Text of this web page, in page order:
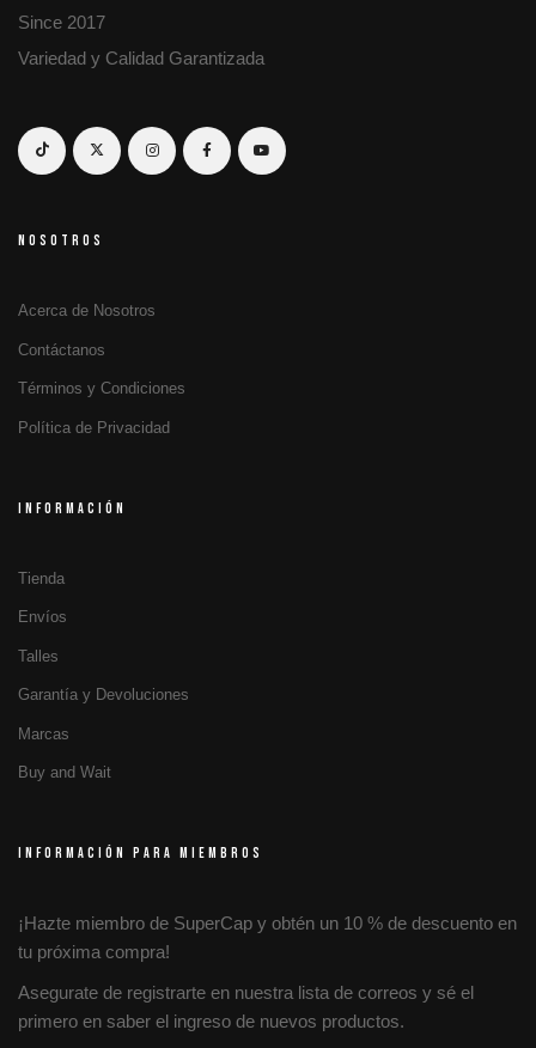
Since 2017
Variedad y Calidad Garantizada
NOSOTROS
Acerca de Nosotros
Contáctanos
Términos y Condiciones
Política de Privacidad
INFORMACIÓN
Tienda
Envíos
Talles
Garantía y Devoluciones
Marcas
Buy and Wait
INFORMACIÓN PARA MIEMBROS
¡Hazte miembro de SuperCap y obtén un 10 % de descuento en
tu próxima compra!
Asegurate de registrarte en nuestra lista de correos y sé el
primero en saber el ingreso de nuevos productos.